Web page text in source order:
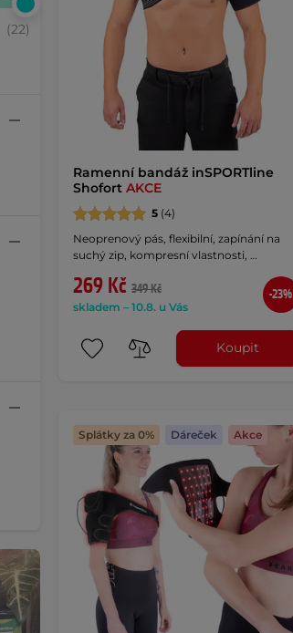
(22)
Ramenní bandáž inSPORTline
Shofort AKCE
5 (4)
Neoprenový pás, flexibilní, zapínání na
suchý zip, kompresní vlastnosti, …
269 Kč 349 Kč
skladem – 10.8. u Vás
-23%
Koupit
Splátky za 0% Dáreček Akce